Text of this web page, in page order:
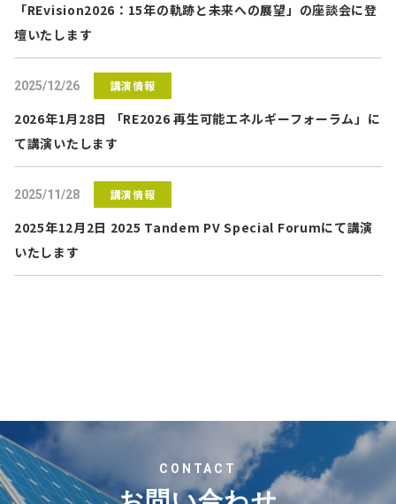
「REvision2026：15年の軌跡と未来への展望」の座談会に登
壇いたします
2025/12/26 講演情報
2026年1月28日 「RE2026 再生可能エネルギーフォーラム」に
て講演いたします
2025/11/28 講演情報
2025年12月2日 2025 Tandem PV Special Forumにて講演
いたします
CONTACT